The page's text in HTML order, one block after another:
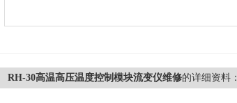
RH-30高温高压温度控制模块流变仪维修的详细资料：